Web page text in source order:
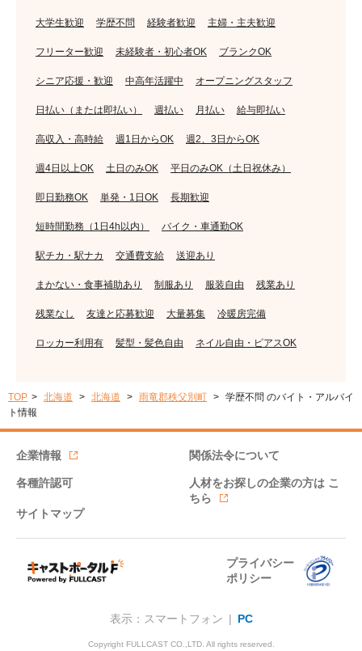
大学生歓迎 学歴不問 経験者歓迎 主婦・主夫歓迎
フリーター歓迎 未経験者・初心者OK ブランクOK
シニア応援・歓迎 中高年活躍中 オープニングスタッフ
日払い（または即払い） 週払い 月払い 給与即払い
高収入・高時給 週1日からOK 週2、3日からOK
週4日以上OK 土日のみOK 平日のみOK（土日祝休み）
即日勤務OK 単発・1日OK 長期歓迎
短時間勤務（1日4h以内） バイク・車通勤OK
駅チカ・駅ナカ 交通費支給 送迎あり
まかない・食事補助あり 制服あり 服装自由 残業あり
残業なし 友達と応募歓迎 大量募集 冷暖房完備
ロッカー利用有 髪型・髪色自由 ネイル自由・ピアスOK
TOP 北海道 北海道 雨竜郡秩父別町
学歴不問 のバイト・アルバイ
ト情報
企業情報 関係法令について
各種許認可 人材をお探しの企業の方は こ
ちら
サイトマップ
プライバシー
ポリシー
表示：スマートフォン | PC
Copyright FULLCAST CO.,LTD. All rights reserved.